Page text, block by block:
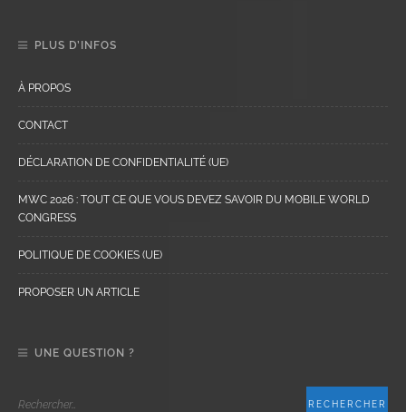
PLUS D’INFOS
À PROPOS
CONTACT
DÉCLARATION DE CONFIDENTIALITÉ (UE)
MWC 2026 : TOUT CE QUE VOUS DEVEZ SAVOIR DU MOBILE WORLD
CONGRESS
POLITIQUE DE COOKIES (UE)
PROPOSER UN ARTICLE
UNE QUESTION ?